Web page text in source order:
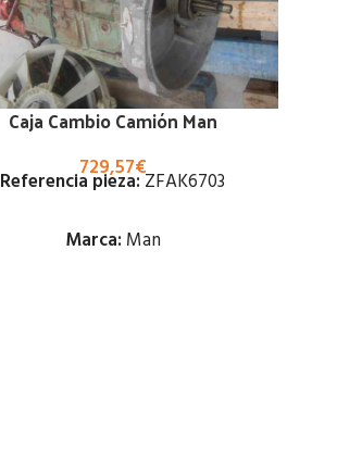
Caja Cambio Camión Man
729,57€
Referencia pieza:ZFAK6703
Marca: Man